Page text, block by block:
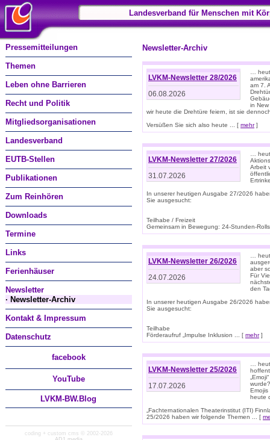
Landesverband für Menschen mit
Pressemitteilungen
Themen
Leben ohne Barrieren
Recht und Politik
Mitgliedsorganisationen
Landesverband
EUTB-Stellen
Publikationen
Zum Reinhören
Downloads
Termine
Links
Ferienhäuser
Newsletter
· Newsletter-Archiv
Kontakt & Impressum
Datenschutz
facebook
YouTube
LVKM-BW.Blog
coding + custom cms © 2002-2026
Newsletter-Archiv
LVKM-Newsletter 28/2026
06.08.2026
…
am 7.
in
wir heute die Drehtüre feiern, ist sie
Versüßen Sie sich also heute ... [ mehr]
LVKM-Newsletter 27/2026
31.07.2026
…
Arbeit
In unserer heutigen Ausgabe 27/2026
Sie ausgesucht:
Teilhabe / Freizeit
Gemeinsam in Bewegung: 24-Stunden-
LVKM-Newsletter 26/2026
24.07.2026
…
aber
Für
den
In unserer heutigen Ausgabe 26/2026
Sie ausgesucht:
Teilhabe
Förderaufruf „Impulse Inklusion ... [ mehr]
LVKM-Newsletter 25/2026
17.07.2026
…
Emojis
heute
„Fachternationalen Theaterinstitut (ITI)
25/2026 haben wir folgende Themen ... [